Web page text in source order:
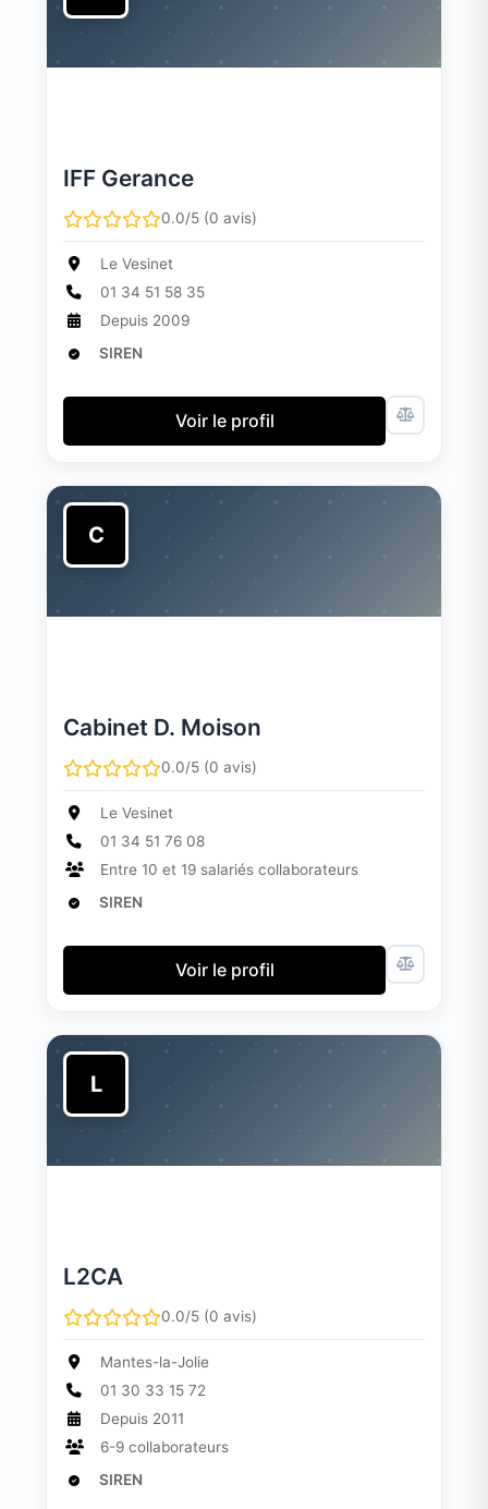
IFF Gerance
0.0/5 (0 avis)
Le Vesinet
01 34 51 58 35
Depuis 2009
SIREN
Voir le profil
C
Cabinet D. Moison
0.0/5 (0 avis)
Le Vesinet
01 34 51 76 08
Entre 10 et 19 salariés collaborateurs
SIREN
Voir le profil
L
L2CA
0.0/5 (0 avis)
Mantes-la-Jolie
01 30 33 15 72
Depuis 2011
6-9 collaborateurs
SIREN